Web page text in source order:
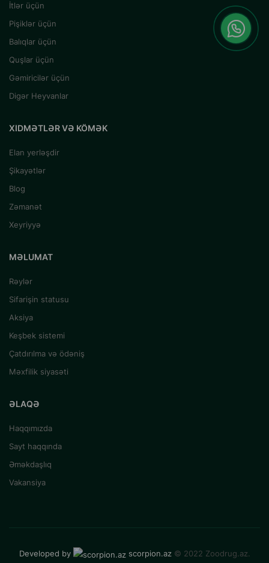
İtlər üçün
Pişiklər üçün
Balıqlar üçün
Quşlar üçün
Gəmiricilər üçün
Digər Heyvanlar
XIDMƏTLƏR VƏ KÖMƏK
Elan yerləşdir
Şikayətlər
Blog
Zəmanət
Xeyriyyə
MƏLUMAT
Rəylər
Sifarişin statusu
Aksiya
Keşbek sistemi
Çatdırılma və ödəniş
Məxfilik siyasəti
ƏLAQƏ
Haqqımızda
Sayt haqqında
Əməkdaşlıq
Vakansiya
Developed by scorpion.az © 2022 Zoodrug.az.